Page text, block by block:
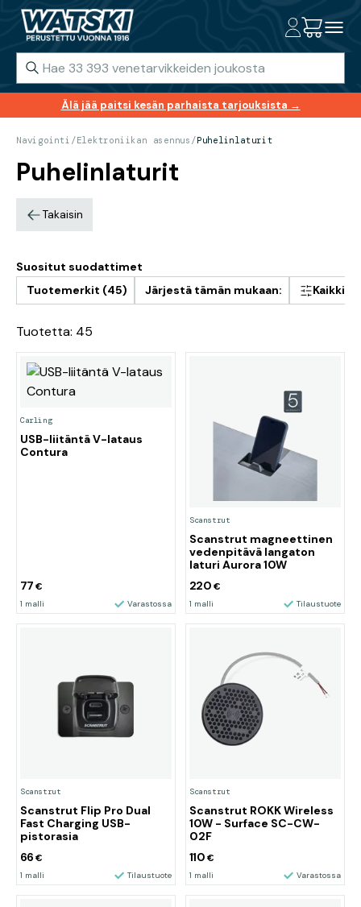
Älä jää paitsi kesän parhaista tarjouksista →
Navigointi /Elektroniikan asennus /Puhelinlaturit
Puhelinlaturit
Takaisin
Suositut suodattimet
Tuotemerkit (45)
Järjestä tämän mukaan: Kaikki
Tuotetta: 45
Carling
USB-liitäntä V-lataus
Contura
77€
1 malli Varastossa
Scanstrut
Scanstrut magneettinen
vedenpitävä langaton
laturi Aurora 10W
220 €
1 malli Tilaustuote
Scanstrut
Scanstrut Flip Pro Dual
Fast Charging USB-
pistorasia
66€
1 malli Tilaustuote
Scanstrut
Scanstrut ROKK Wireless
10W - Surface SC-CW-
02F
110 €
1 malli Varastossa